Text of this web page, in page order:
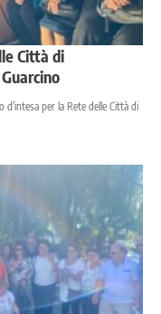
Città di
d'intesa per la Rete delle Città di